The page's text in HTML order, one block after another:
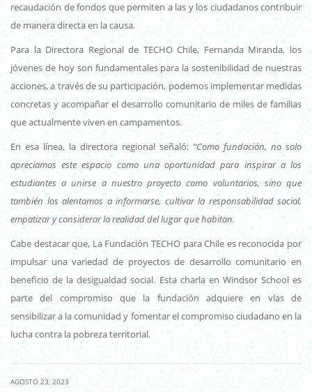
recaudación de fondos que permiten a las y los ciudadanos contribuir
de manera directa en la causa.
Para la Directora Regional de TECHO Chile, Fernanda Miranda, los
jóvenes de hoy son fundamentales para la sostenibilidad de nuestras
acciones, a través de su participación, podemos implementar medidas
concretas y acompañar el desarrollo comunitario de miles de familias
que actualmente viven en campamentos.
En esa línea, la directora regional señaló: “Como fundación, no solo
apreciamos este espacio como una oportunidad para inspirar a los
estudiantes a unirse a nuestro proyecto como voluntarios, sino que
también los alentamos a informarse, cultivar la responsabilidad social,
empatizar y considerar la realidad del lugar que habitan.
Cabe destacar que, La Fundación TECHO para Chile es reconocida por
impulsar una variedad de proyectos de desarrollo comunitario en
beneficio de la desigualdad social. Esta charla en Windsor School es
parte del compromiso que la fundación adquiere en vías de
sensibilizar a la comunidad y fomentar el compromiso ciudadano en la
lucha contra la pobreza territorial.
AGOSTO 23, 2023